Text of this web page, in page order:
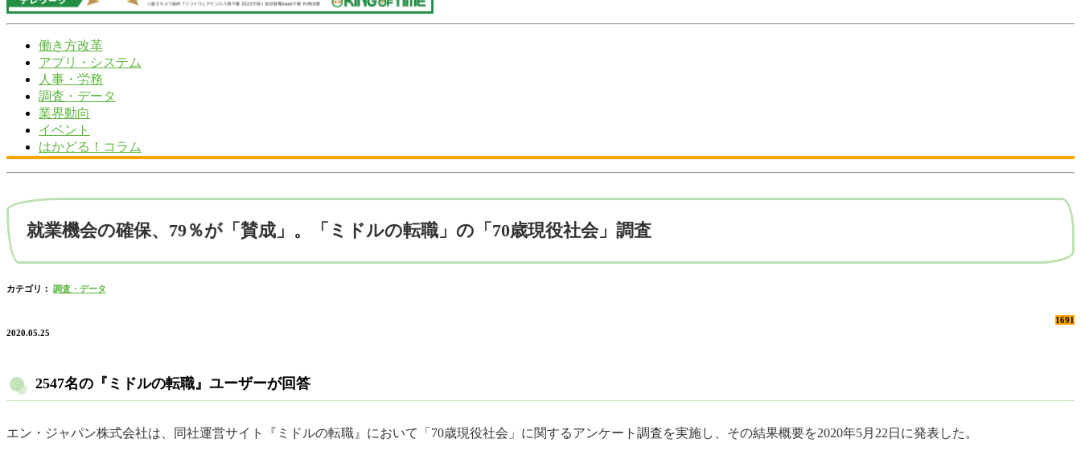
働き方改革
アプリ・システム
人事・労務
調査・データ
業界動向
イベント
はかどる！コラム
就業機会の確保、79％が「賛成」。「ミドルの転職」の「70歳現役社会」調査
カテゴリ： 調査・データ
1691
2020.05.25
2547名の『ミドルの転職』ユーザーが回答
エン・ジャパン株式会社は、同社運営サイト『ミドルの転職』において「70歳現役社会」に関するアンケート調査を実施し、その結果概要を2020年5月22日に発表した。